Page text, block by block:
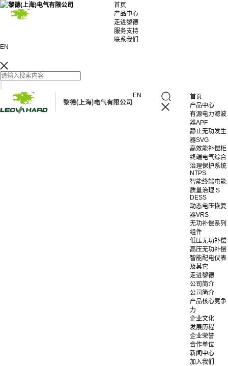
首页
产品中心
走进黎德
服务支持
联系我们
EN
EN
首页
产品中心
有源电力滤波
器APF
静止无功发生
器SVG
高效能补偿柜
终端电气综合
治理保护系统
NTPS
智能终端电能
质量治理 S
DESS
动态电压恢复
器VRS
无功补偿系列
组件
低压无功补偿
高压无功补偿
智能配电仪表
及其它
走进黎德
公司简介
公司简介
产品核心竞争
力
企业文化
发展历程
企业荣誉
合作单位
新闻中心
加入我们